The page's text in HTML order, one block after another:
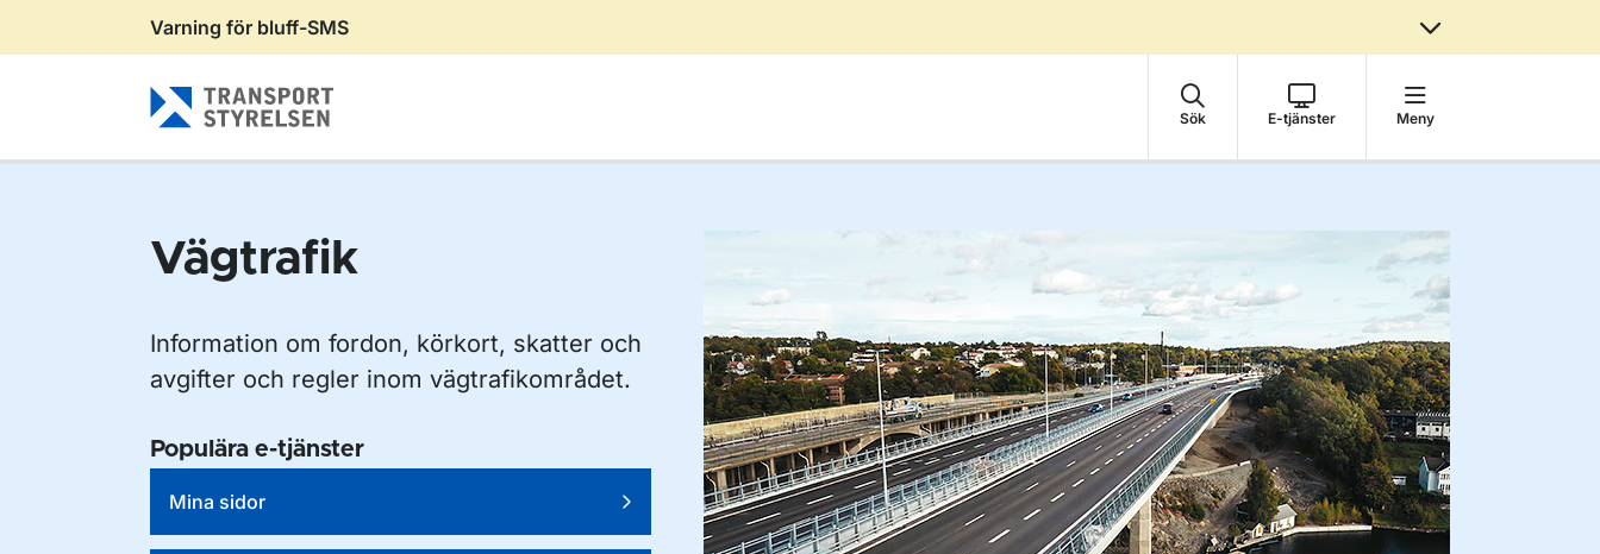
Gå till sidans innehåll
Varning för bluff-SMS
Sök E-tjänster Meny
Vägtrafik
Information om fordon, körkort, skatter och
avgifter och regler inom vägtrafikområdet.
Populära e-tjänster
Mina sidor